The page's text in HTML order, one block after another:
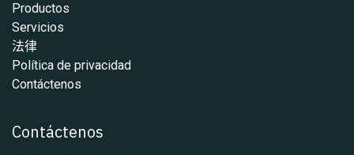
Productos
Servicios
法律
Política de privacidad
Contáctenos
Contáctenos